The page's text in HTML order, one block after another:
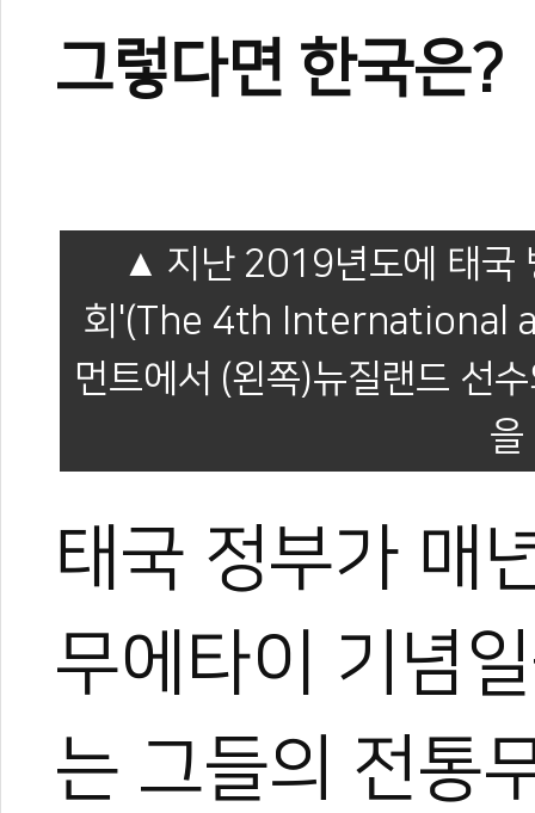
그렇다면 한국은?
지난 2019년도에 태국
회'(The 4th International
먼트에서 (왼쪽)뉴질랜드 선
을
태국 정부가 매
무에타이 기념
는 그들의 전통
0 0